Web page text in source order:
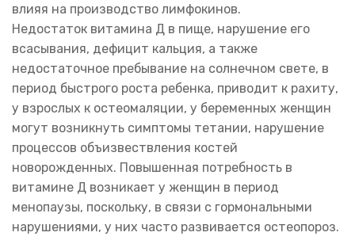
влияя на производство лимфокинов.
Недостаток витамина Д в пище, нарушение его
всасывания, дефицит кальция, а также
недостаточное пребывание на солнечном свете, в
период быстрого роста ребенка, приводит к рахиту,
у взрослых к остеомаляции, у беременных женщин
могут возникнуть симптомы тетании, нарушение
процессов объизвествления костей
новорожденных. Повышенная потребность в
витамине Д возникает у женщин в период
менопаузы, поскольку, в связи с гормональными
нарушениями, у них часто развивается остеопороз.